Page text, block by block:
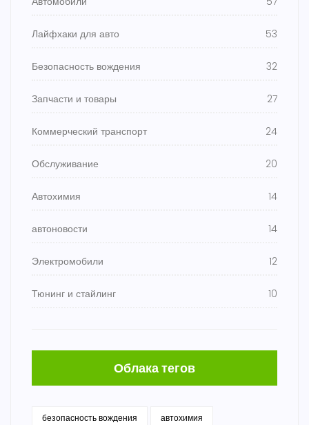
Лайфхаки для авто 53
Безопасность вождения 32
Запчасти и товары 27
Коммерческий транспорт 24
Обслуживание 20
Автохимия 14
автоновости 14
Электромобили 12
Тюнинг и стайлинг 10
Облака тегов
безопасность вождения автохимия